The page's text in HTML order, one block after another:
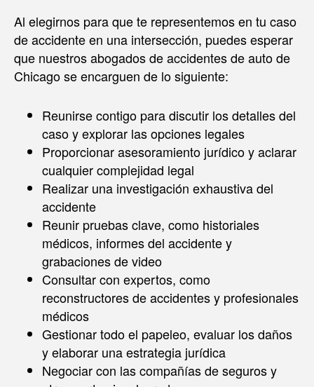
Al elegirnos para que te representemos en tu caso
de accidente en una intersección, puedes esperar
que nuestros abogados de accidentes de auto de
Chicago se encarguen de lo siguiente:
Reunirse contigo para discutir los detalles del
caso y explorar las opciones legales
Proporcionar asesoramiento jurídico y aclarar
cualquier complejidad legal
Realizar una investigación exhaustiva del
accidente
Reunir pruebas clave, como historiales
médicos, informes del accidente y
grabaciones de video
Consultar con expertos, como
reconstructores de accidentes y profesionales
médicos
Gestionar todo el papeleo, evaluar los daños
y elaborar una estrategia jurídica
Negociar con las compañías de seguros y